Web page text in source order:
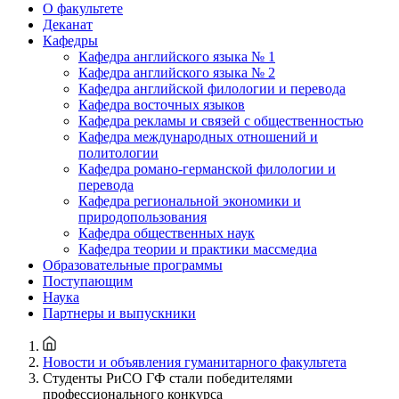
О факультете
Деканат
Кафедры
Кафедра английского языка № 1
Кафедра английского языка № 2
Кафедра английской филологии и перевода
Кафедра восточных языков
Кафедра рекламы и связей с общественностью
Кафедра международных отношений и
политологии
Кафедра романо-германской филологии и
перевода
Кафедра региональной экономики и
природопользования
Кафедра общественных наук
Кафедра теории и практики массмедиа
Образовательные программы
Поступающим
Наука
Партнеры и выпускники
Новости и объявления гуманитарного факультета
Студенты РиСО ГФ стали победителями
профессионального конкурса